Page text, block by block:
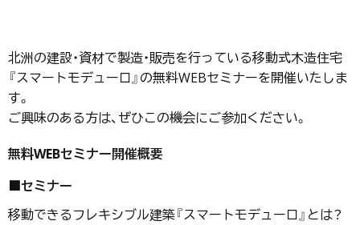
北洲の建設・資材で製造・販売を行っている移動式木造住宅
『スマートモデューロ』の無料WEBセミナーを開催いたしま
す。
ご興味のある方は、ぜひこの機会にご参加ください。
無料WEBセミナー開催概要
■セミナー
移動できるフレキシブル建築『スマートモデューロ』とは？